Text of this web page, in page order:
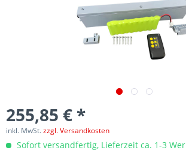
255,85 € *
inkl. MwSt.zzgl. Versandkosten
Sofort versandfertig, Lieferzeit ca. 1-3